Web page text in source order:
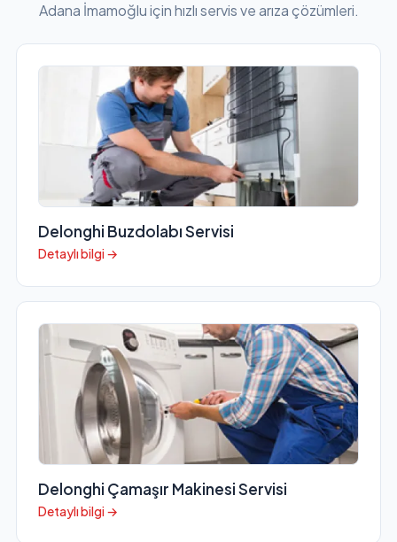
Adana İmamoğlu için hızlı servis ve arıza çözümleri.
Delonghi Buzdolabı Servisi
Detaylı bilgi →
Delonghi Çamaşır Makinesi Servisi
Detaylı bilgi →